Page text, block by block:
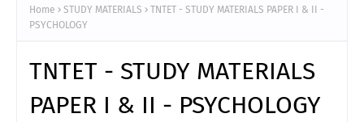
Home STUDY MATERIALS
TNTET - STUDY MATERIALS PAPER I & II -
PSYCHOLOGY
TNTET - STUDY MATERIALS
PAPER I & II - PSYCHOLOGY